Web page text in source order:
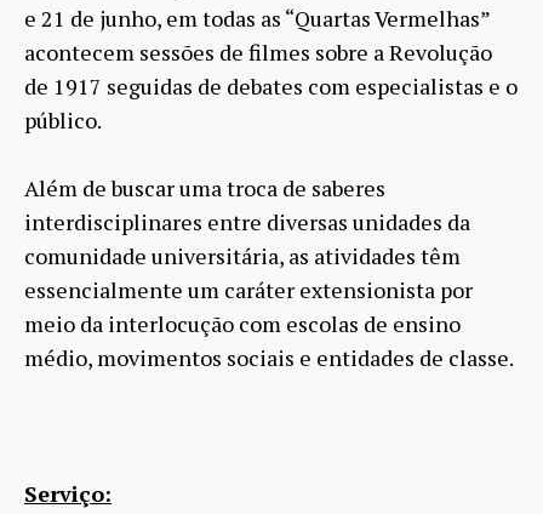
e 21 de junho, em todas as “Quartas Vermelhas”
acontecem sessões de filmes sobre a Revolução
de 1917 seguidas de debates com especialistas e o
público.
Além de buscar uma troca de saberes
interdisciplinares entre diversas unidades da
comunidade universitária, as atividades têm
essencialmente um caráter extensionista por
meio da interlocução com escolas de ensino
médio, movimentos sociais e entidades de classe.
Serviço: